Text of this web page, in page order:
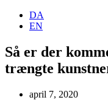
DA
EN
Så er der
trængte
april 7, 2020